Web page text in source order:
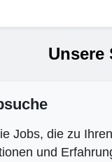
Unsere
Jobs, die zu Ihren
und